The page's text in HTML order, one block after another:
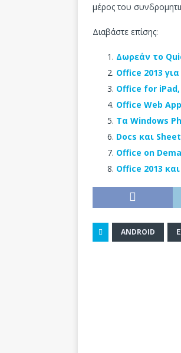
μέρος του
Διαβάστε επίσης:
Δωρεάν το
Office 2013
Office for iPad,
Office Web
Τα Windows
Docs και
Office on
Office 2013
ANDROID